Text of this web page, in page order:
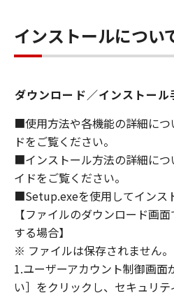
5. EXPORT CONTROL
involved, and not to
directly or indirectly, the
violation of any such laws,
regulations, or without all
approvals.
6. SUPPORT AND UPDATE
NEITHER CANON,
AFFILIATES, THEIR
DEALERS NOR CANON'S
RESPONSIBLE FOR
HELPING YOU TO USE
インストールについ
ダウンロード／インストール
■使用方法や各機能の詳細につ
ドをご覧ください。
■インストール方法の詳細に
イドをご覧ください。
■Setup.exeを使用してインス
【ファイルのダウンロード画
する場合】
※ ファイルは保存されません。
1.ユーザーアカウント制御画面
い］をクリックし、セキュリ